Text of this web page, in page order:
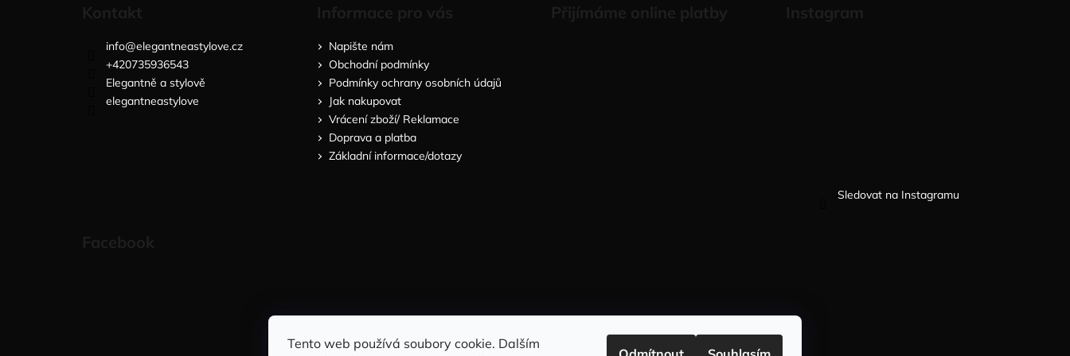
Tento web používá soubory cookie. Dalším
info@elegantneastylove.cz
+420735936543
Elegantně a stylově
elegantneastylove
Napište nám
Obchodní podmínky
Podmínky ochrany osobních údajů
Jak nakupovat
Vrácení zboží/ Reklamace
Doprava a platba
Základní informace/dotazy
Sledovat na Instagramu
Sleduj nás na FACEBOOKU